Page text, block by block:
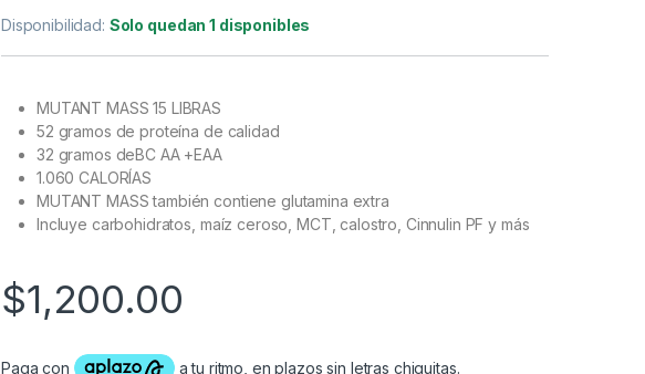
Disponibilidad: Solo quedan 1 disponibles
MUTANT MASS 15 LIBRAS
52 gramos de proteína de calidad
32 gramos deBC AA +EAA
1.060 CALORÍAS
MUTANT MASS también contiene glutamina extra
Incluye carbohidratos, maíz ceroso, MCT, calostro, Cinnulin PF y más
$1,200.00